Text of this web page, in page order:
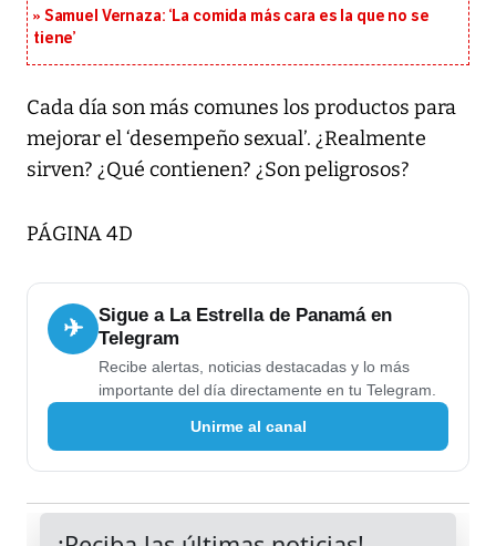
Samuel Vernaza: ‘La comida más cara es la que no se
tiene’
Cada día son más comunes los productos para
mejorar el ‘desempeño sexual’. ¿Realmente
sirven? ¿Qué contienen? ¿Son peligrosos?
PÁGINA 4D
✈
Sigue a La Estrella de Panamá en
Telegram
Recibe alertas, noticias destacadas y lo más
importante del día directamente en tu Telegram.
Unirme al canal